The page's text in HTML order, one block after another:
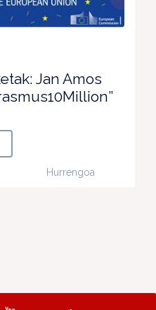
Jan Amos
Hurrengoa